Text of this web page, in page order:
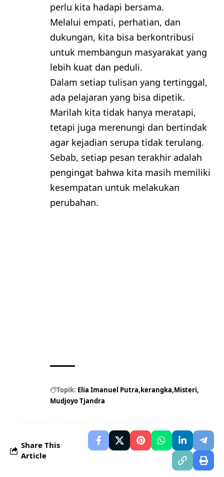
perlu kita hadapi bersama.
Melalui empati, perhatian, dan
dukungan, kita bisa berkontribusi
untuk membangun masyarakat yang
lebih kuat dan peduli.
Dalam setiap tulisan yang tertinggal,
ada pelajaran yang bisa dipetik.
Marilah kita tidak hanya meratapi,
tetapi juga merenungi dan bertindak
agar kejadian serupa tidak terulang.
Sebab, setiap pesan terakhir adalah
pengingat bahwa kita masih memiliki
kesempatan untuk melakukan
perubahan.
Topik: Elia Imanuel Putra kerangka Misteri
Mudjoyo Tjandra
Share This
Article